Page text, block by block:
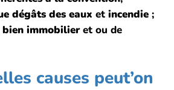
dégâts des eaux et incendie ;
bien immobilieret ou de
causes peut’on